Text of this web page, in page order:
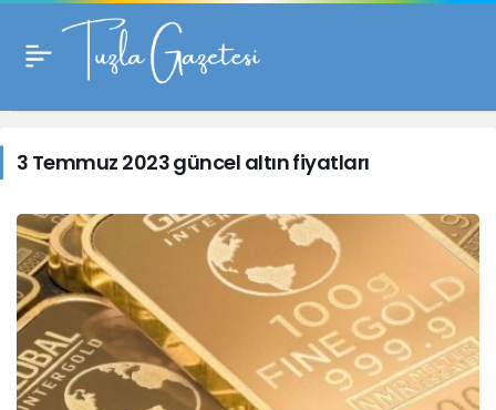
3
Temmuz
2023
güncel
altın
fiyatları
3 Temmuz 2023 güncel altın fiyatları